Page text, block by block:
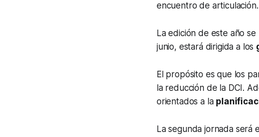
encuentro de articulación.
La edición de este año
junio, estará dirigida a los
El propósito es que los
la reducción de la DCI.
orientados a la
La segunda jornada será